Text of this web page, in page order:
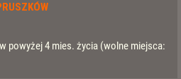
powyżej 4 mies. życia (wolne miejsca: